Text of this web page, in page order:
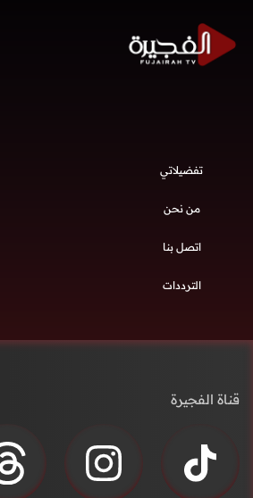
تفضيلاتي
من نحن
اتصل بنا
الترددات
قناة الفجيرة